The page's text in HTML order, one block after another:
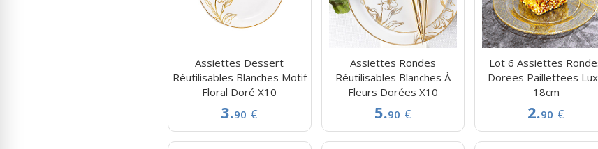
Assiettes Dessert
Réutilisables Blanches Motif
Floral Doré X10
3.90 €
Assiettes Rondes
Réutilisables Blanches À
Fleurs Dorées X10
5.90 €
Lot 6 Assiettes
Dorees Paillettees
18cm
2.90 €